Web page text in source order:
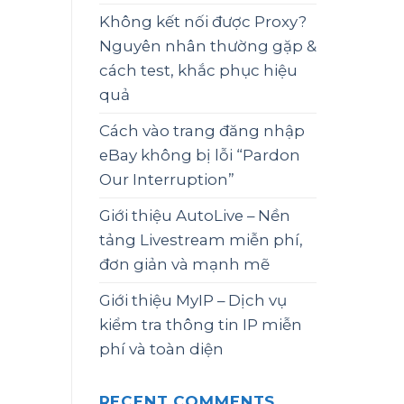
Không kết nối được Proxy?
Nguyên nhân thường gặp &
cách test, khắc phục hiệu
quả
Cách vào trang đăng nhập
eBay không bị lỗi “Pardon
Our Interruption”
Giới thiệu AutoLive – Nền
tảng Livestream miễn phí,
đơn giản và mạnh mẽ
Giới thiệu MyIP – Dịch vụ
kiểm tra thông tin IP miễn
phí và toàn diện